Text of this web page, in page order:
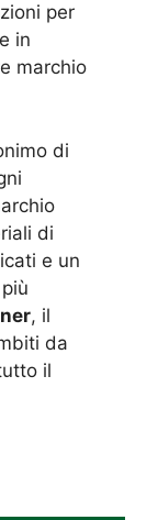
per
in
marchio
di
di
e un
, il
da
il